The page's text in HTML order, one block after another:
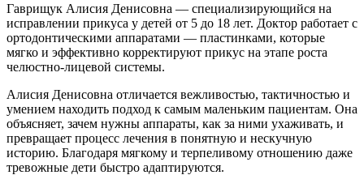
Гаврищук Алисия Денисовна — специализирующийся на
исправлении прикуса у детей от 5 до 18 лет. Доктор работает с
ортодонтическими аппаратами — пластинками, которые
мягко и эффективно корректируют прикус на этапе роста
челюстно-лицевой системы.
Алисия Денисовна отличается вежливостью, тактичностью и
умением находить подход к самым маленьким пациентам. Она
объясняет, зачем нужны аппараты, как за ними ухаживать, и
превращает процесс лечения в понятную и нескучную
историю. Благодаря мягкому и терпеливому отношению даже
тревожные дети быстро адаптируются.